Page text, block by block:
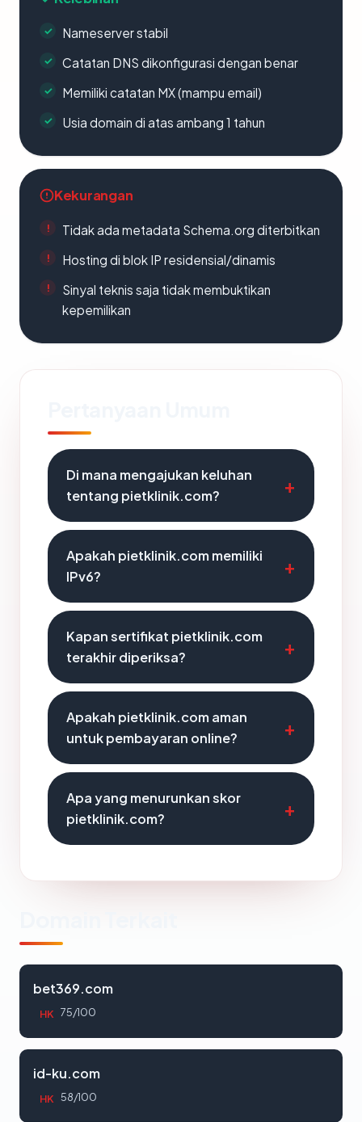
Nameserver stabil
Catatan DNS dikonfigurasi dengan benar
Memiliki catatan MX (mampu email)
Usia domain di atas ambang 1 tahun
Kekurangan
Tidak ada metadata Schema.org diterbitkan
Hosting di blok IP residensial/dinamis
Sinyal teknis saja tidak membuktikan
kepemilikan
Di mana mengajukan keluhan
tentang pietklinik.com?
Apakah pietklinik.com memiliki
IPv6?
Kapan sertifikat pietklinik.com
terakhir diperiksa?
Apakah pietklinik.com aman
untuk pembayaran online?
Apa yang menurunkan skor
pietklinik.com?
bet369.com
HK 75/100
id-ku.com
HK 58/100